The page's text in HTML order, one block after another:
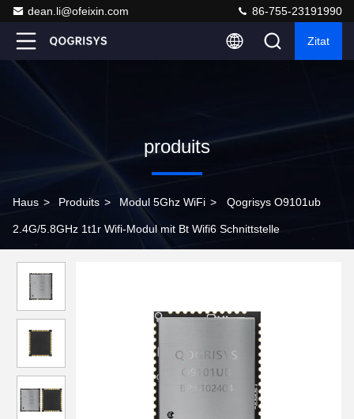
dean.li@ofeixin.com 86-755-23191990
Zitat
produits
Haus > Produits > Modul 5Ghz WiFi > Qogrisys O9101ub
2.4G/5.8GHz 1t1r Wifi-Modul mit Bt Wifi6 Schnittstelle